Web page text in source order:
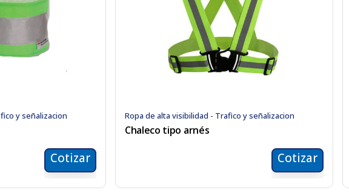
y señalizacion
Cotizar
Ropa de alta visibilidad - Trafico y señalizacion
Chaleco tipo arnés
Cotizar